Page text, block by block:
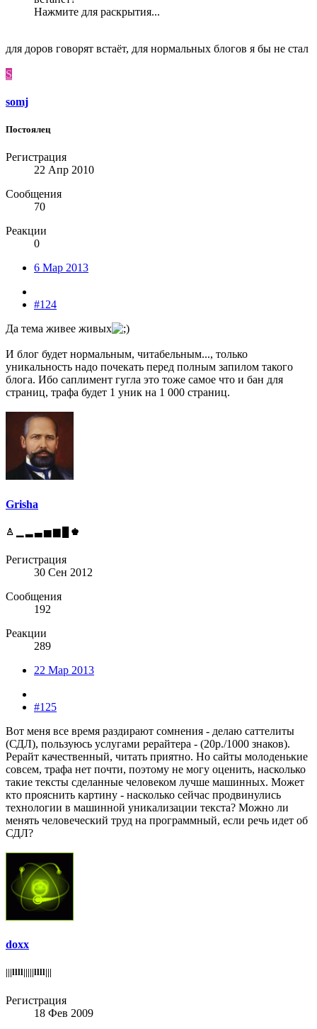
Нажмите для раскрытия...
для доров говорят встаёт, для нормальных блогов я бы не стал
S
somj
Постоялец
Регистрация
22 Апр 2010
Сообщения
70
Реакции
0
6 Мар 2013
#124
Да тема живее живых
И блог будет нормальным, читабельным..., только
уникальность надо почекать перед полным запилом такого
блога. Ибо саплимент гугла это тоже самое что и бан для
страниц, трафа будет 1 уник на 1 000 страниц.
Grisha
♙ ▁ ▂ ▃ ▅ ▆ █ ♚
Регистрация
30 Сен 2012
Сообщения
192
Реакции
289
22 Мар 2013
#125
Вот меня все время раздирают сомнения - делаю саттелиты
(СДЛ), пользуюсь услугами рерайтера - (20р./1000 знаков).
Рерайт качественный, читать приятно. Но сайты молоденькие
совсем, трафа нет почти, поэтому не могу оценить, насколько
такие тексты сделанные человеком лучше машинных. Может
кто прояснить картину - насколько сейчас продвинулись
технологии в машинной уникализации текста? Можно ли
менять человеческий труд на программный, если речь идет об
СДЛ?
doxx
|||llll|||||llll|||
Регистрация
18 Фев 2009